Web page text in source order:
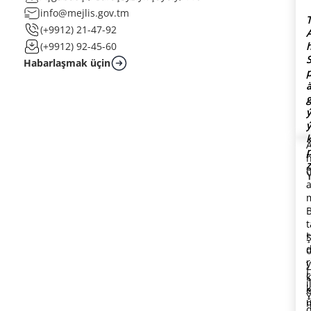
info@mejlis.gov.tm
(+9912) 21-47-92
(+9912) 92-45-60
Habarlaşmak üçin